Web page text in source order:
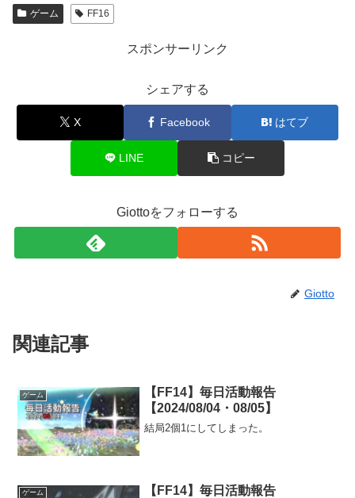
ゲーム FF16
スポンサーリンク
シェアする
X Facebook はてブ
LINE コピー
Giottoをフォローする
Giotto
関連記事
ゲーム
【FF14】毎日活動報告
【2024/08/04・08/05】
結局2個1にしてしまった。
ゲーム
【FF14】毎日活動報告